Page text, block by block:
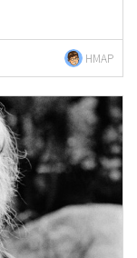
HMAP